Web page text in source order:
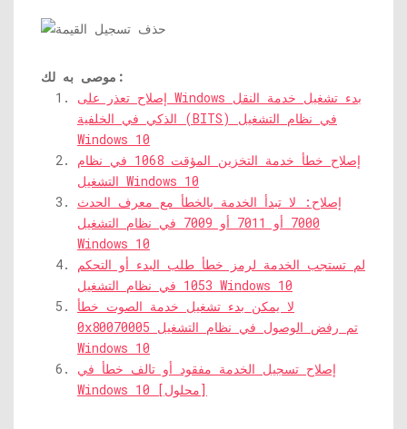
موصى به لك:
إصلاح تعذر على Windows بدء تشغيل خدمة النقل
الذكي في الخلفية (BITS) في نظام التشغيل
Windows 10
إصلاح خطأ خدمة التخزين المؤقت 1068 في نظام
التشغيل Windows 10
إصلاح: لا تبدأ الخدمة بالخطأ مع معرف الحدث
7000 أو 7011 أو 7009 في نظام التشغيل
Windows 10
لم تستجب الخدمة لرمز خطأ طلب البدء أو التحكم
1053 في نظام التشغيل Windows 10
لا يمكن بدء تشغيل خدمة الصوت خطأ
0x80070005 تم رفض الوصول في نظام التشغيل
Windows 10
إصلاح تسجيل الخدمة مفقود أو تالف خطأ في
Windows 10 [محلول]